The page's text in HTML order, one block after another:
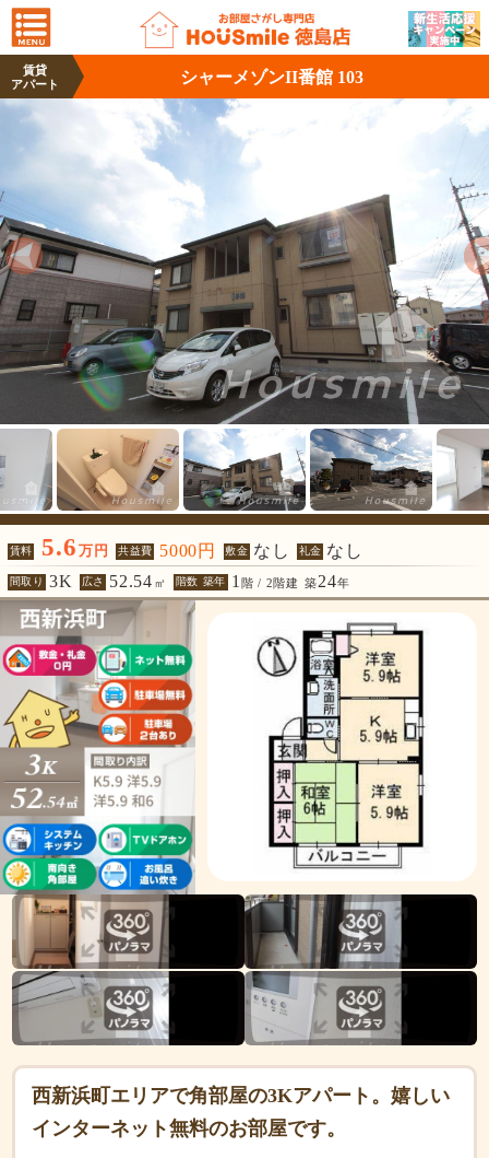
賃貸
アパート
シャーメゾンII番館 103
賃料 5.6 万円 共益費 5000円 敷金 なし 礼金 なし
間取り 3K 広さ 52.54 ㎡ 階数 築年 1 階 / 2階建 築24年
西新浜町エリアで角部屋の3Kアパート。嬉しい
インターネット無料のお部屋です。